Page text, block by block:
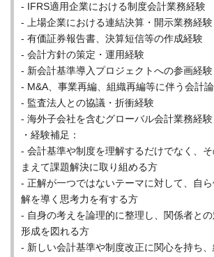
- IFRS適用企業における制度会計業務経験
- 上場企業における連結決算・開示業務経験
- 有価証券報告書、決算短信等の作成経験
- 会計方針の策定・運用経験
- 新会計基準導入プロジェクトへの参画経験
- M&A、事業再編、組織再編等に伴う会計
- 監査法人との協議・折衝経験
- 海外子会社を含むグローバル会計業務経験
・経験補足：
- 会計基準や制度を理解するだけでなく、
まえて課題解決に取り組める方
- 正解が一つではないテーマに対して、自
解を導く思考力を有する方
- 自身の考えを論理的に整理し、関係者と
形成を図れる方
- 新しい会計基準や制度改正に関心を持ち